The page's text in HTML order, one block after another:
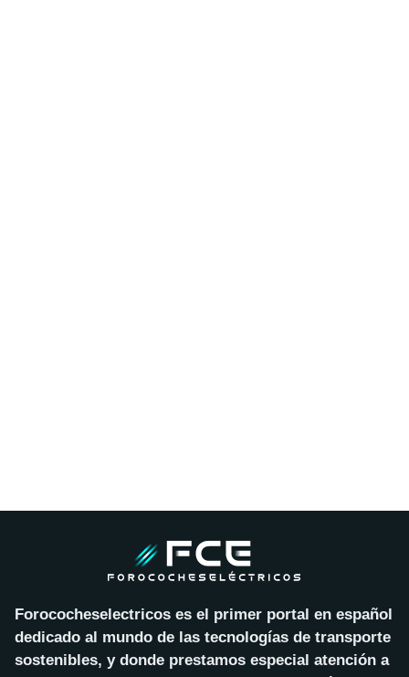
Forococheselectricos es el primer portal en español
dedicado al mundo de las tecnologías de transporte
sostenibles, y donde prestamos especial atención a